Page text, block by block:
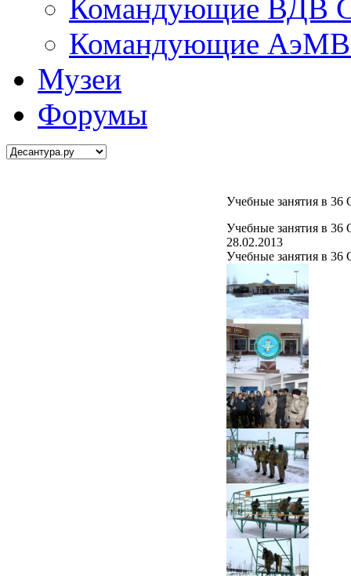
Командующие ВДВ
Командующие АэМВ
Музеи
Форумы
Учебные занятия в
Учебные занятия в
28.02.2013
Учебные занятия в